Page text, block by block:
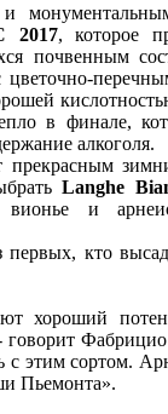
2017, которое
почвенным
цветочно-
в финале,
алкоголя.
прекрасным
Langhe
вионье и
кто
хороший
говорит
с этим сортом.
Пьемонта».